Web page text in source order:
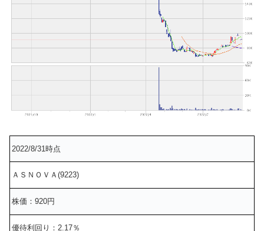
2022/8/31時点
ＡＳＮＯＶＡ(9223)
株価：920円
優待利回り：2.17％